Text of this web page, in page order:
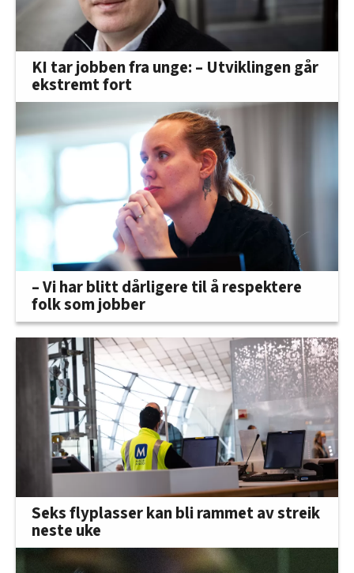
KI tar jobben fra unge: – Utviklingen går
ekstremt fort
– Vi har blitt dårligere til å respektere
folk som jobber
Seks flyplasser kan bli rammet av streik
neste uke